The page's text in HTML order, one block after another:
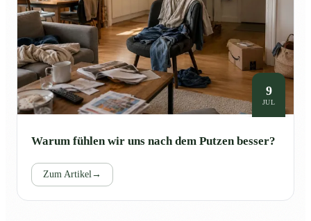
9
JUL
Warum fühlen wir uns nach dem Putzen besser?
Zum Artikel→